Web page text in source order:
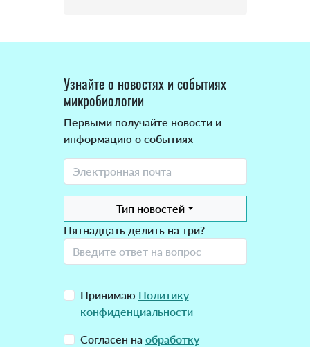
Узнайте о новостях и событиях
микробиологии
Первыми получайте новости и
информацию о событиях
Тип новостей
Пятнадцать делить на три?
Принимаю Политику
конфиденциальности
Согласен на обработку